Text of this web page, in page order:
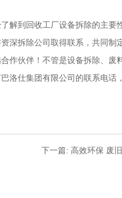
解到回收工厂设备拆除的主要
深拆除公司取得联系，共同制
作伙伴！不管是设备拆除、废
洛仕集团有限公司的联系电话
下一篇: 高效环保 废